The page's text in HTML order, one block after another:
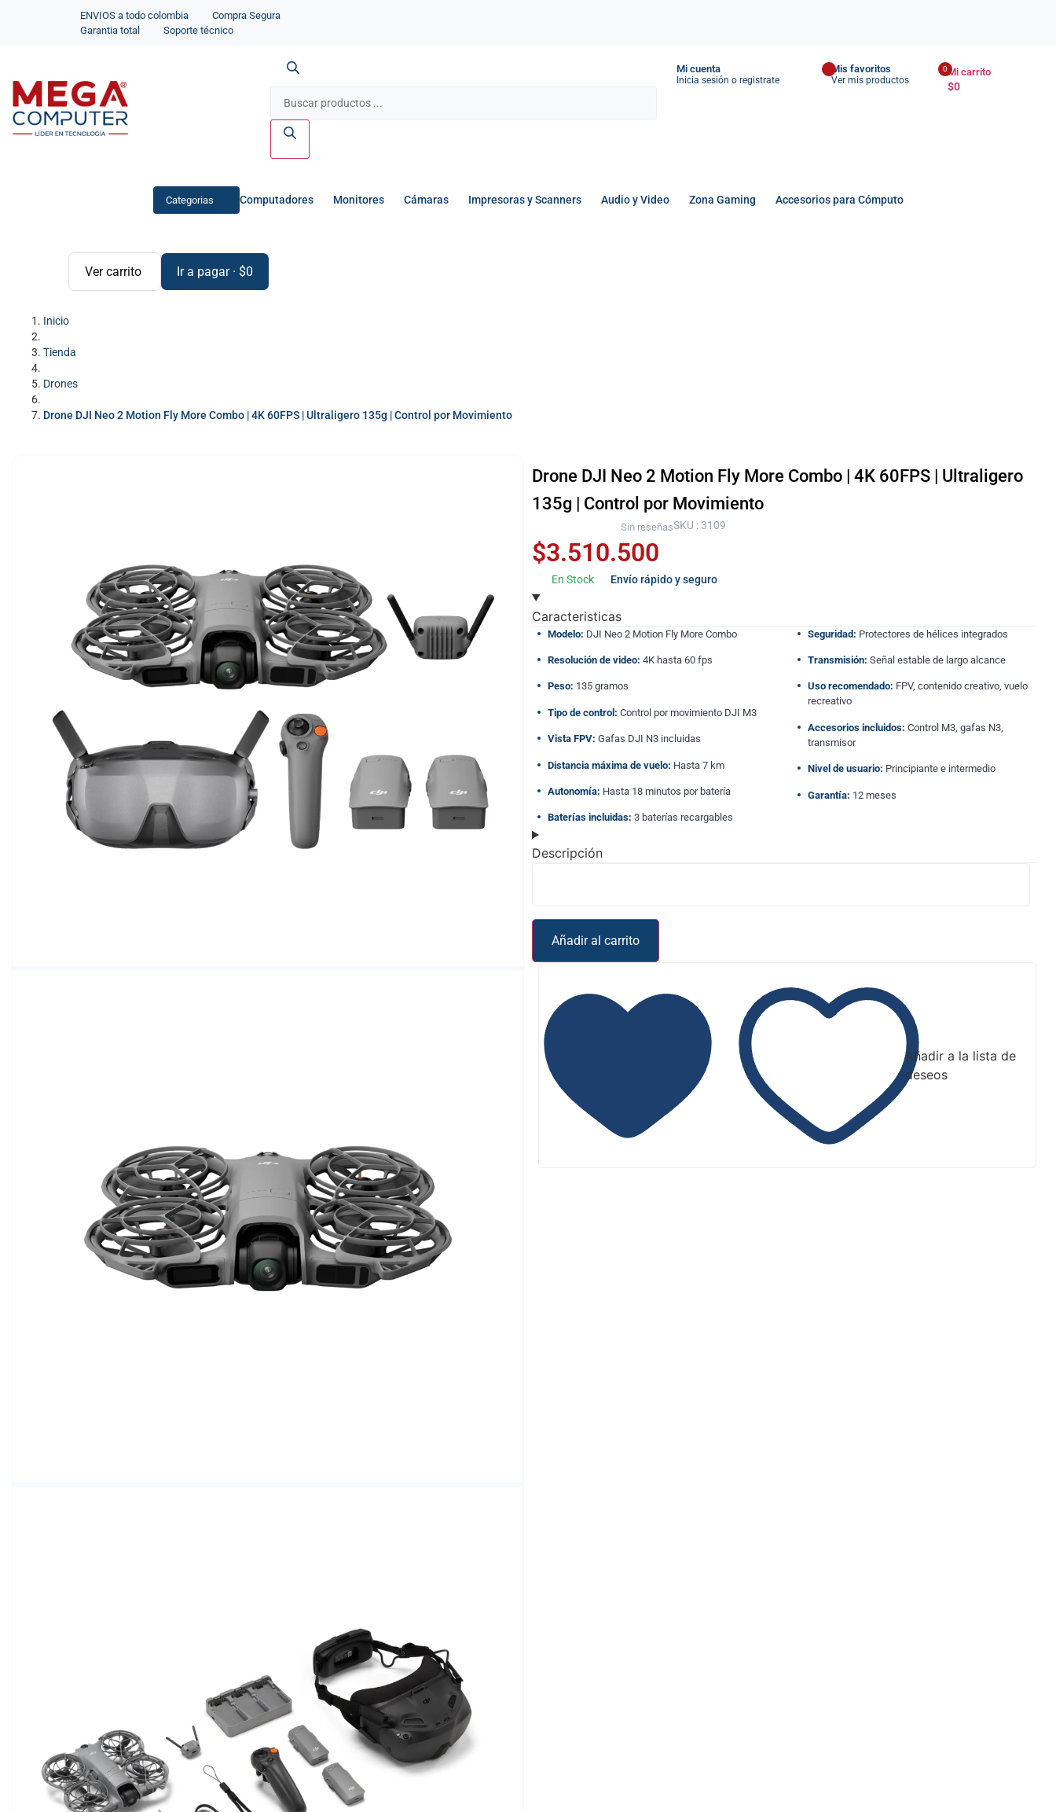
ENVIOS a todo colombia
Compra Segura
Garantia total
Soporte técnico
Mi cuenta
Inicia sesión o registrate
Mis favoritos
Ver mis productos
0Mi carrito
$0
Categorias Computadores Monitores Cámaras Impresoras y Scanners Audio y Video Zona Gaming Accesorios para Cómputo
Ver carrito Ir a pagar · $0
Inicio
Tienda
Drones
Drone DJI Neo 2 Motion Fly More Combo | 4K 60FPS | Ultraligero 135g | Control por Movimiento
Drone DJI Neo 2 Motion Fly More Combo | 4K 60FPS | Ultraligero
135g | Control por Movimiento
Sin reseñasSKU : 3109
$3.510.500
En Stock Envío rápido y seguro
Caracteristicas
Modelo: DJI Neo 2 Motion Fly More Combo
Resolución de video: 4K hasta 60 fps
Peso: 135 gramos
Tipo de control: Control por movimiento DJI M3
Vista FPV: Gafas DJI N3 incluidas
Distancia máxima de vuelo: Hasta 7 km
Autonomía: Hasta 18 minutos por batería
Baterías incluidas: 3 baterías recargables
Seguridad: Protectores de hélices integrados
Transmisión: Señal estable de largo alcance
Uso recomendado: FPV, contenido creativo, vuelo
recreativo
Accesorios incluidos: Control M3, gafas N3,
transmisor
Nivel de usuario: Principiante e intermedio
Garantía: 12 meses
Descripción
Añadir al carrito
Añadir a la lista de
deseos